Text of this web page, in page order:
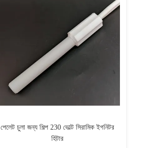
পেলেট চুলা জন্য শিল্প 230 ভোল্ট সিরামিক ইগনিটর
হিটার